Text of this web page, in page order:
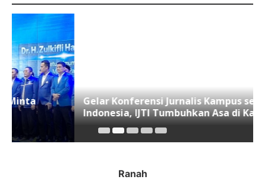
Gelar Konferensi Jurnalis Kampus se-
Indonesia, IJTI Tumbuhkan Asa di Kalangan
Jurnalis Muda di Era Disruspi Digital
Ranah